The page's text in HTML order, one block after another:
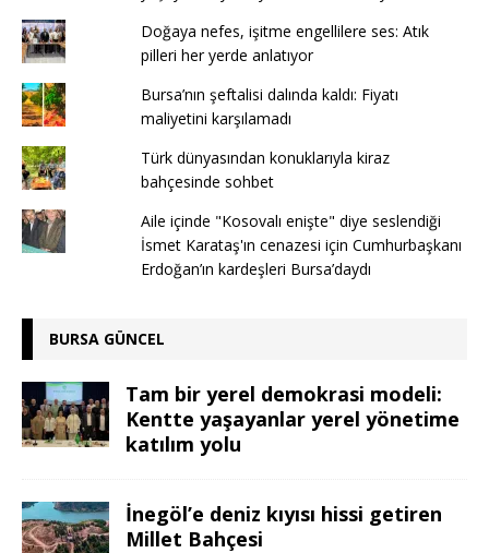
Doğaya nefes, işitme engellilere ses: Atık
pilleri her yerde anlatıyor
Bursa’nın şeftalisi dalında kaldı: Fiyatı
maliyetini karşılamadı
Türk dünyasından konuklarıyla kiraz
bahçesinde sohbet
Aile içinde "Kosovalı enişte" diye seslendiği
İsmet Karataş'ın cenazesi için Cumhurbaşkanı
Erdoğan’ın kardeşleri Bursa’daydı
BURSA GÜNCEL
Tam bir yerel demokrasi modeli:
Kentte yaşayanlar yerel yönetime
katılım yolu
İnegöl’e deniz kıyısı hissi getiren
Millet Bahçesi